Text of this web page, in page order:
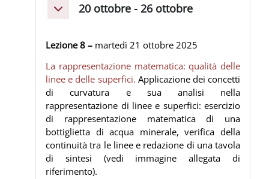
Minimizza20 ottobre - 26 ottobre
Lezione 8 – martedì 21 ottobre 2025
La rappresentazione matematica: qualità delle
linee e delle superfici. Applicazione dei concetti
di curvatura e sua analisi nella
rappresentazione di linee e superfici: esercizio
di rappresentazione matematica di una
bottiglietta di acqua minerale, verifica della
continuità tra le linee e redazione di una tavola
di sintesi (vedi immagine allegata di
riferimento).